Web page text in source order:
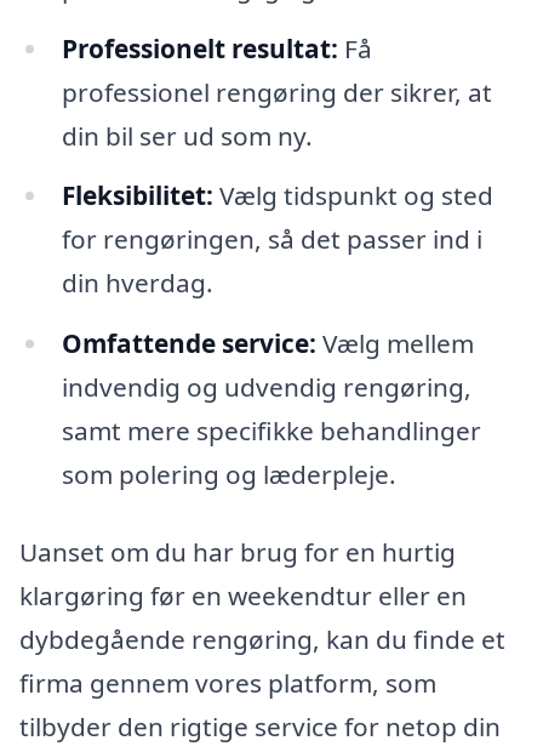
Professionelt resultat: Få
professionel rengøring der sikrer, at
din bil ser ud som ny.
Fleksibilitet: Vælg tidspunkt og sted
for rengøringen, så det passer ind i
din hverdag.
Omfattende service: Vælg mellem
indvendig og udvendig rengøring,
samt mere specifikke behandlinger
som polering og læderpleje.
Uanset om du har brug for en hurtig
klargøring før en weekendtur eller en
dybdegående rengøring, kan du finde et
firma gennem vores platform, som
tilbyder den rigtige service for netop din